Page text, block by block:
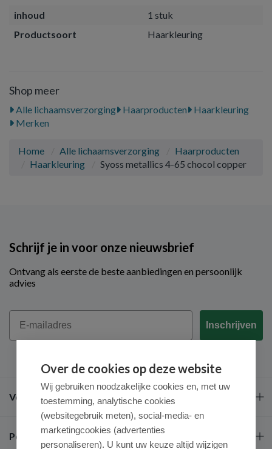
inhoud
1 stuk
Productsoort
Haarkleuring
Shop meer
Alle lichaamsverzorging Haarproducten
Haarkleuring
Merken
Home Alle lichaamsverzorging
Haarproducten
Haarkleuring
Syoss metallics 4-65 chocol copper
Schrijf je in voor onze nieuwsbrief
Ontvang als eerste de beste aanbiedingen en persoonlijk
advies
Email
Inschrijven
Veel gestelde vragen
Populaire merken
Over de cookies op deze website
Wij gebruiken noodzakelijke cookies en, met uw
toestemming, analytische cookies
(websitegebruik meten), social-media- en
marketingcookies (advertenties
personaliseren). U kunt uw keuze altijd wijzigen